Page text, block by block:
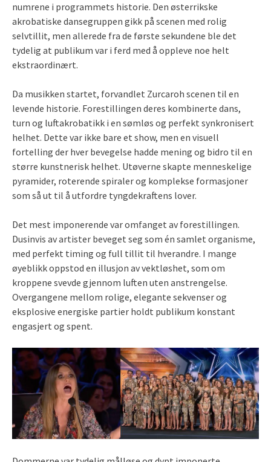
numrene i programmets historie. Den østerrikske
akrobatiske dansegruppen gikk på scenen med rolig
selvtillit, men allerede fra de første sekundene ble det
tydelig at publikum var i ferd med å oppleve noe helt
ekstraordinært.
Da musikken startet, forvandlet Zurcaroh scenen til en
levende historie. Forestillingen deres kombinerte dans,
turn og luftakrobatikk i en sømløs og perfekt synkronisert
helhet. Dette var ikke bare et show, men en visuell
fortelling der hver bevegelse hadde mening og bidro til en
større kunstnerisk helhet. Utøverne skapte menneskelige
pyramider, roterende spiraler og komplekse formasjoner
som så ut til å utfordre tyngdekraftens lover.
Det mest imponerende var omfanget av forestillingen.
Dusinvis av artister beveget seg som én samlet organisme,
med perfekt timing og full tillit til hverandre. I mange
øyeblikk oppstod en illusjon av vektløshet, som om
kroppene svevde gjennom luften uten anstrengelse.
Overgangene mellom rolige, elegante sekvenser og
eksplosive energiske partier holdt publikum konstant
engasjert og spent.